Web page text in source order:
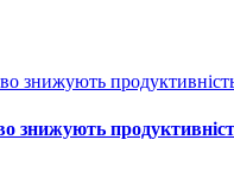
знижують